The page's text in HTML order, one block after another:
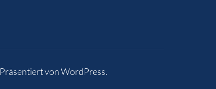
Präsentiert vonWordPress.